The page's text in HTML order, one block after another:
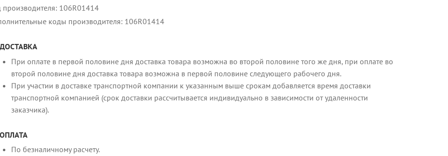
производителя: 106R01414
коды производителя: 106R01414
ДОСТАВКА
При оплате в первой половине дня доставка товара возможна во второй половине того же дня, при оплате во
второй половине дня доставка товара возможна в первой половине следующего рабочего дня.
При участии в доставке транспортной компании к указанным выше срокам добавляется время доставки
транспортной компанией (срок доставки рассчитывается индивидуально в зависимости от удаленности
заказчика).
ОПЛАТА
По безналичному расчету.